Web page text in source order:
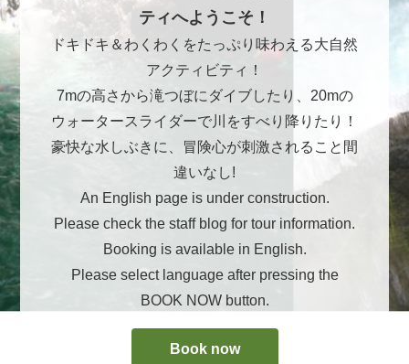
ティへようこそ！
ドキドキ＆わくわくをたっぷり味わえる大自然
アクティビティ！
7mの高さから滝つぼにダイブしたり、20mの
ウォータースライダーで川をすべり降りたり！
豪快な水しぶきに、冒険心が刺激されること間
違いなし!
An English page is under construction.
Please check the staff blog for tour information.
Booking is available in English.
Please select language after pressing the
BOOK NOW button.
Book now